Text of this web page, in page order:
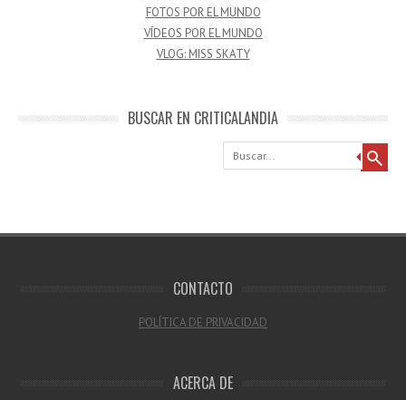
FOTOS POR EL MUNDO
VÍDEOS POR EL MUNDO
VLOG: MISS SKATY
BUSCAR EN CRITICALANDIA
Buscar
CONTACTO
POLÍTICA DE PRIVACIDAD
ACERCA DE